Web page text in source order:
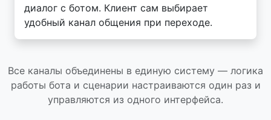
диалог с ботом. Клиент сам выбирает
удобный канал общения при переходе.
Все каналы объединены в единую систему — логика
работы бота и сценарии настраиваются один раз и
управляются из одного интерфейса.